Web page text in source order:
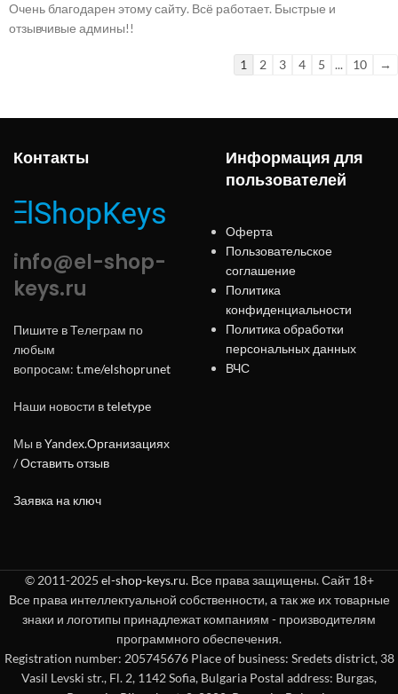
Очень благодарен этому сайту. Всё работает. Быстрые и
отзывчивые админы!!
1 2 3 4 5 ... 10 →
Контакты
info@el-shop-
keys.ru
Пишите в Телеграм по
любым
вопросам: t.me/elshoprunet
Наши новости вteletype
Мы вYandex.Организациях
/Оставить отзыв
Заявка на ключ
Информация для
пользователей
Оферта
Пользовательское
соглашение
Политика
конфиденциальности
Политика обработки
персональных данных
ВЧС
© 2011-2025 el-shop-keys.ru. Все права защищены. Сайт 18+
Все права интеллектуальной собственности, а так же их товарные
знаки и логотипы принадлежат компаниям - производителям
программного обеспечения.
Registration number: 205745676 Place of business: Sredets district, 38
Vasil Levski str., Fl. 2, 1142 Sofia, Bulgaria Postal address: Burgas,